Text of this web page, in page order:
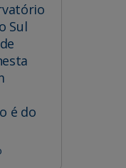
Sul
é do